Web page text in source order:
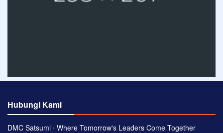
Hubungi Kami
DMC Satsumi ⋅ Where Tomorrow's Leaders Come Together